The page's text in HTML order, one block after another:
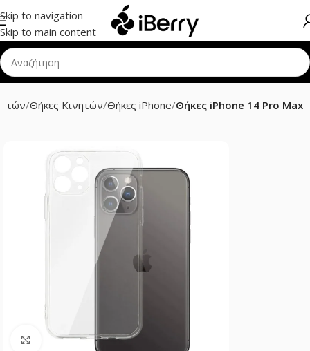
Skip to navigation
Skip to main content
Θήκες Κινητών Θήκες iPhone Θήκες iPhone 14 Pro Max
Click to enlarge